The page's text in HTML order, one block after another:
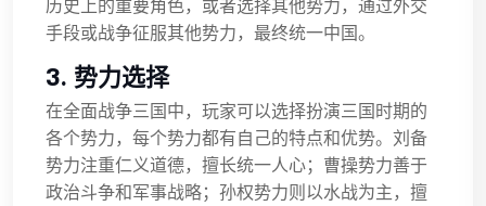
历史上的重要角色，或者选择其他势力，通过外交
手段或战争征服其他势力，最终统一中国。
3. 势力选择
在全面战争三国中，玩家可以选择扮演三国时期的
各个势力，每个势力都有自己的特点和优势。刘备
势力注重仁义道德，擅长统一人心；曹操势力善于
政治斗争和军事战略；孙权势力则以水战为主，擅